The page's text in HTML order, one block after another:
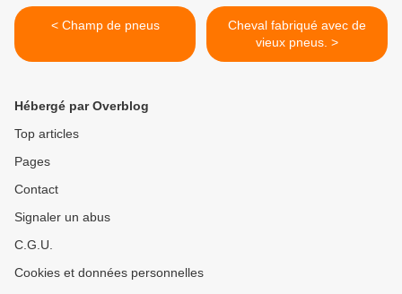
< Champ de pneus
Cheval fabriqué avec de
vieux pneus. >
Hébergé par Overblog
Top articles
Pages
Contact
Signaler un abus
C.G.U.
Cookies et données personnelles